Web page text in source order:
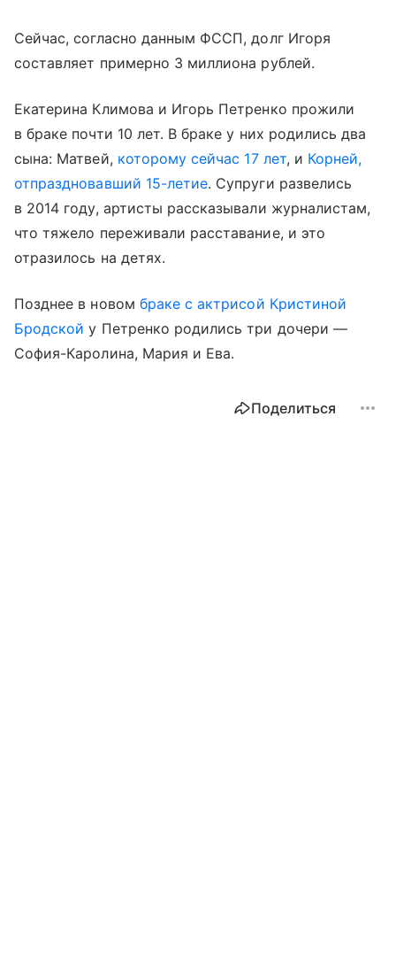
Сейчас, согласно данным ФССП, долг Игоря
составляет примерно 3 миллиона рублей.
Екатерина Климова и Игорь Петренко прожили
в браке почти 10 лет. В браке у них родились два
сына: Матвей, которому сейчас 17 лет, и Корней,
отпраздновавший 15-летие. Супруги развелись
в 2014 году, артисты рассказывали журналистам,
что тяжело переживали расставание, и это
отразилось на детях.
Позднее в новом браке с актрисой Кристиной
Бродской у Петренко родились три дочери —
София-Каролина, Мария и Ева.
Поделиться